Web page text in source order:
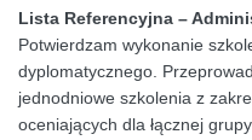
Lista Referencyjna –
Potwierdzam wykonanie
dyplomatycznego.
jednodniowe szkolenia z
oceniających dla łącznej